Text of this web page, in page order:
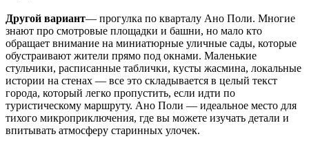
Другой вариант— прогулка по кварталу Ано Поли. Многие
знают про смотровые площадки и башни, но мало кто
обращает внимание на миниатюрные уличные сады, которые
обустраивают жители прямо под окнами. Маленькие
стульчики, расписанные таблички, кусты жасмина, локальные
истории на стенах — все это складывается в целый текст
города, который легко пропустить, если идти по
туристическому маршруту. Ано Поли — идеальное место для
тихого микроприключения, где вы можете изучать детали и
впитывать атмосферу старинных улочек.